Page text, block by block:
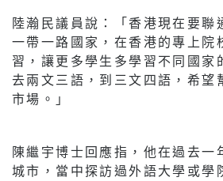
陸瀚民議員說：「香港現在要聯
一帶一路國家，在香港的專上院
習，讓更多學生多學習不同國家
去兩文三語，到三文四語，希望
市場。」
陳繼宇博士回應指，他在過去一
城市，當中探訪過外語大學或學